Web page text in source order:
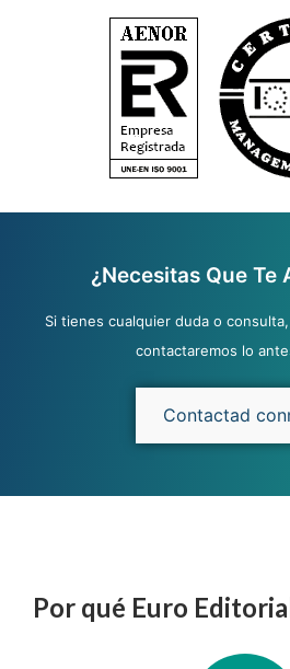
¿Necesitas Que Te
Si tienes cualquier duda o
contactaremos lo
Contactad
Por qué Euro